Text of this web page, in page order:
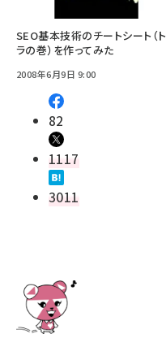
SEO基本技術のチートシート（ト
ラの巻）を作ってみた
2008年6月9日 9:00
82
1117
3011